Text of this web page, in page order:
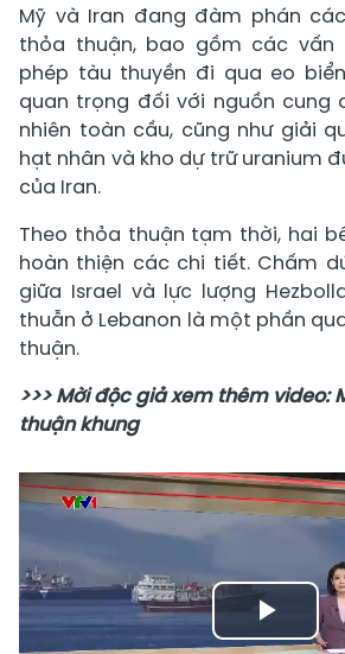
Mỹ và Iran đang đàm phán
thỏa thuận, bao gồm các vấn
phép tàu thuyền đi qua eo
quan trọng đối với nguồn cung
nhiên toàn cầu, cũng như giải
hạt nhân và kho dự trữ uranium
của Iran.
Theo thỏa thuận tạm thời, hai
hoàn thiện các chi tiết. Chấm
giữa Israel và lực lượng
thuẫn ở Lebanon là một phần
thuận.
>>> Mời độc giả xem thêm video:
thuận khung
Play